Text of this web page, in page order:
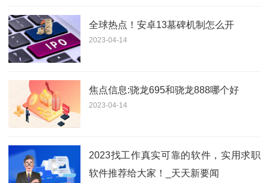
全球热点！安卓13墓碑机制怎么开
2023-04-14
焦点信息:骁龙695和骁龙888哪个好
2023-04-14
2023找工作真实可靠的软件，实用求职
软件推荐给大家！_天天新要闻